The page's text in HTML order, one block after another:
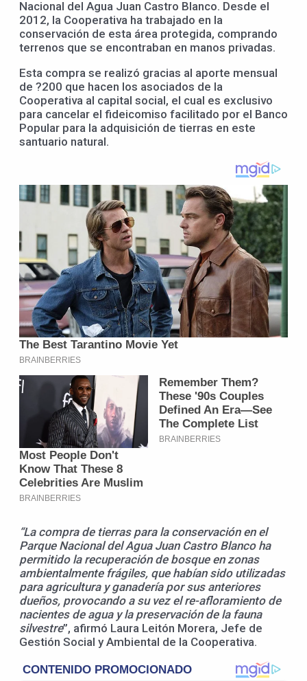
Nacional del Agua Juan Castro Blanco. Desde el
2012, la Cooperativa ha trabajado en la
conservación de esta área protegida, comprando
terrenos que se encontraban en manos privadas.
Esta compra se realizó gracias al aporte mensual
de ?200 que hacen los asociados de la
Cooperativa al capital social, el cual es exclusivo
para cancelar el fideicomiso facilitado por el Banco
Popular para la adquisición de tierras en este
santuario natural.
“La compra de tierras para la conservación en el
Parque Nacional del Agua Juan Castro Blanco ha
permitido la recuperación de bosque en zonas
ambientalmente frágiles, que habían sido utilizadas
para agricultura y ganadería por sus anteriores
dueños, provocando a su vez el re-afloramiento de
nacientes de agua y la preservación de la fauna
silvestre”, afirmó Laura Leitón Morera, Jefe de
Gestión Social y Ambiental de la Cooperativa.